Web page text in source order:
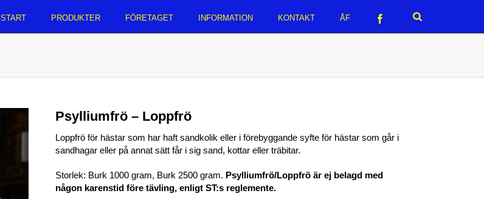
START PRODUKTER FÖRETAGET INFORMATION KONTAKT ÅF
Psylliumfrö – Loppfrö
Loppfrö för hästar som har haft sandkolik eller i förebyggande syfte för hästar som går i
sandhagar eller på annat sätt får i sig sand, kottar eller träbitar.
Storlek: Burk 1000 gram, Burk 2500 gram. Psylliumfrö/Loppfrö är ej belagd med
någon karenstid före tävling, enligt ST:s reglemente.